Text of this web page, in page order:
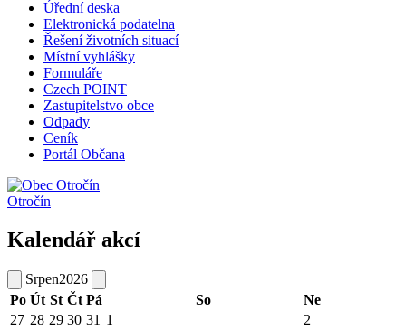
Úřední deska
Elektronická podatelna
Řešení životních situací
Místní vyhlášky
Formuláře
Czech POINT
Zastupitelstvo obce
Odpady
Ceník
Portál Občana
Otročín
Kalendář akcí
Srpen2026
Po Út St Čt Pá So
Ne
27 28 29 30 31 1
2